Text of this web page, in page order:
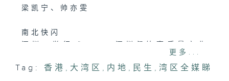
梁凯宁、帅亦雯
南北快闪
中山：国际采购商赴中山追加灯饰订单
更多...
Tag: 香港 , 大湾区 , 内地 , 民生 ,湾区全媒睇